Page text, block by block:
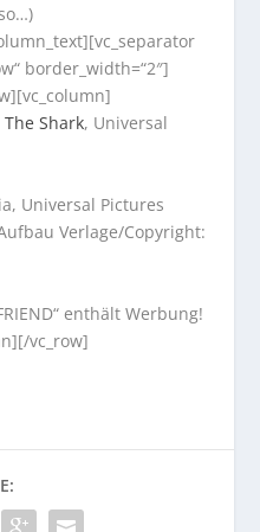
border_width=“2″]
The Shark, Universal
Universal Pictures
Verlage/Copyright:
enthält Werbung!
vc_row]